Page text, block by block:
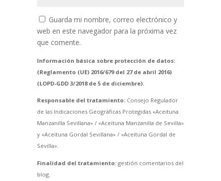
Guarda mi nombre, correo electrónico y
web en este navegador para la próxima vez
que comente.
Información básica sobre protección de datos:
(Reglamento (UE) 2016/679 del 27 de abril 2016)
(LOPD-GDD 3/2018 de 5 de diciembre).
Responsable del tratamiento:Consejo Regulador
de las Indicaciones Geográficas Protegidas «Aceituna
Manzanilla Sevillana» / «Aceituna Manzanilla de Sevilla»
y «Aceituna Gordal Sevillana» / «Aceituna Gordal de
Sevilla».
Finalidad del tratamiento:gestión comentarios del
blog.